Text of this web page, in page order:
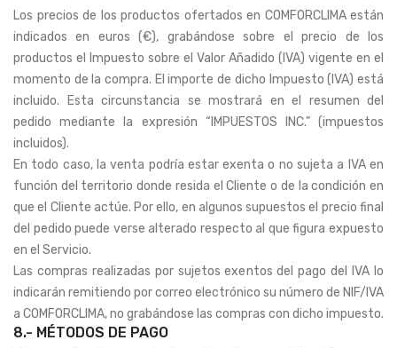
Los precios de los productos ofertados en COMFORCLIMA están
indicados en euros (€), grabándose sobre el precio de los
productos el Impuesto sobre el Valor Añadido (IVA) vigente en el
momento de la compra. El importe de dicho Impuesto (IVA) está
incluido. Esta circunstancia se mostrará en el resumen del
pedido mediante la expresión “IMPUESTOS INC.” (impuestos
incluidos).
En todo caso, la venta podría estar exenta o no sujeta a IVA en
función del territorio donde resida el Cliente o de la condición en
que el Cliente actúe. Por ello, en algunos supuestos el precio final
del pedido puede verse alterado respecto al que figura expuesto
en el Servicio.
Las compras realizadas por sujetos exentos del pago del IVA lo
indicarán remitiendo por correo electrónico su número de NIF/IVA
a COMFORCLIMA, no grabándose las compras con dicho impuesto.
8.- MÉTODOS DE PAGO